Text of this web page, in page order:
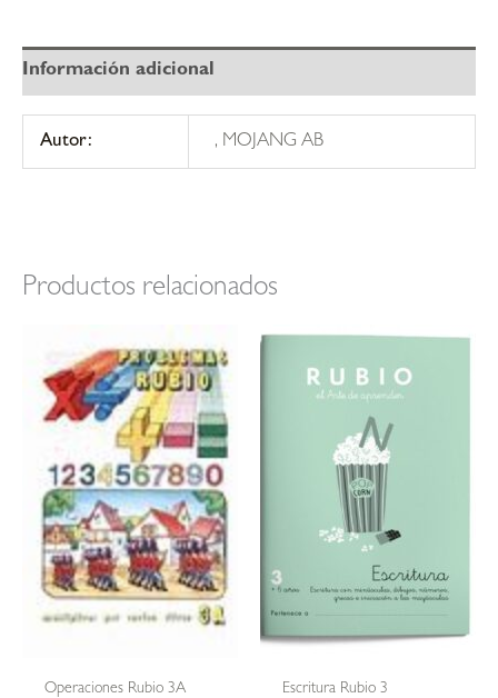
Información adicional
Autor: , MOJANG AB
Productos relacionados
Operaciones Rubio 3A Escritura Rubio 3